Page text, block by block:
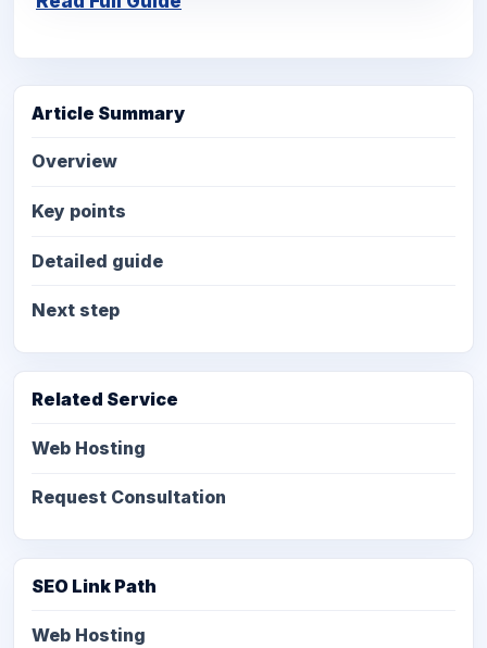
Article Summary
Overview
Key points
Detailed guide
Next step
Related Service
Web Hosting
Request Consultation
SEO Link Path
Web Hosting